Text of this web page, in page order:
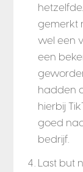
gemerkt
wel een
een
hadden
hierbij
goed
bedrijf.
Last but